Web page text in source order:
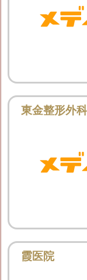
東金整形外科
霞医院